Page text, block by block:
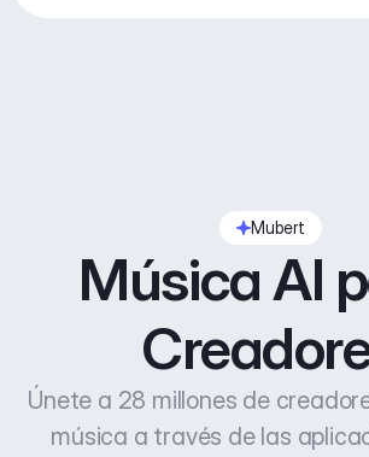
Mubert
Música AI
Únete a 28 millones de
música a través de las